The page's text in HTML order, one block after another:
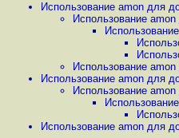
Использование amon для
Использование
Использование
Использование amon для
Использование
Использование amon для